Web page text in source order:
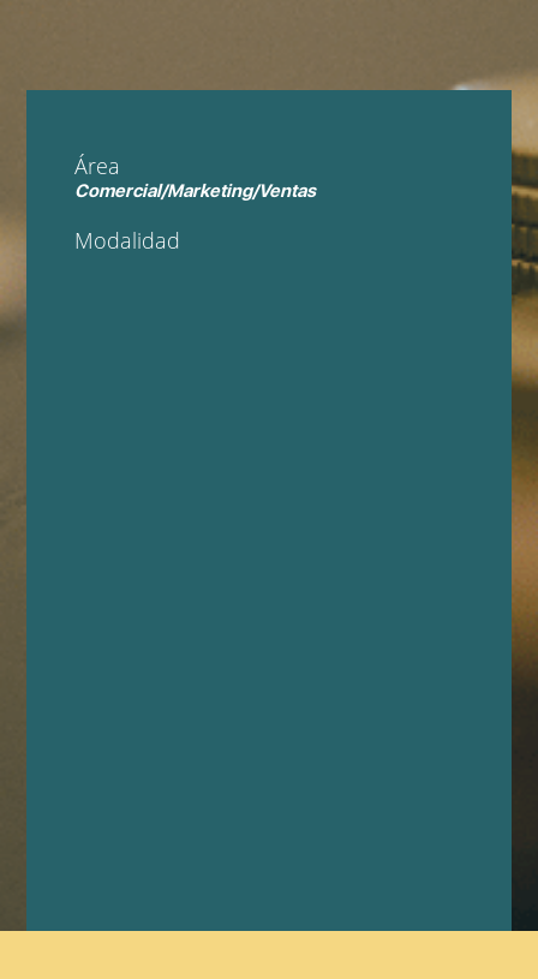
Área
Comercial/Marketing/Ventas
Modalidad